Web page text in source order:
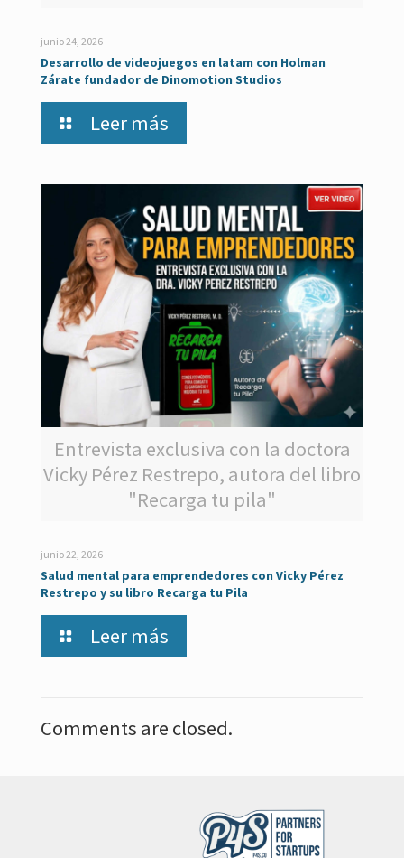
junio 24, 2026
Desarrollo de videojuegos en latam con Holman
Zárate fundador de Dinomotion Studios
Leer más
Entrevista exclusiva con la doctora
Vicky Pérez Restrepo, autora del libro
"Recarga tu pila"
junio 22, 2026
Salud mental para emprendedores con Vicky Pérez
Restrepo y su libro Recarga tu Pila
Leer más
Comments are closed.